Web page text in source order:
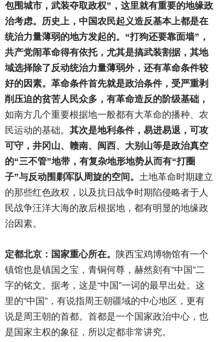
包围城市，武装夺取政权”，这里就有重要的地缘政
治考虑。历史上，中国农民起义造反基本上都是在
统治力量薄弱的地方发起的。“打狗还要靠面墙”，
共产党闹革命得有依托，尤其是搞武装割据，其地
域选择除了反动统治力量薄弱外，还有革命条件较
好的因素。革命条件首先就是政治条件，受严重剥
削压迫的贫苦人民众多，有革命造反的阶级基础，
如南方几个重要根据地一般都有大革命的播种、农
民运动的基础。 其次是地利条件，易进易退，可攻
可守，井冈山、赣南、闽西、大别山等是政治真空
的“三不管”地带，有复杂地形地势从而有“打圈
子”与反动围剿军队周旋的空间。
土地革命时期建立
的那些红色政权，以及抗日战争时期陷侵略者于人
民战争汪洋大海的敌后根据地，都有明显的地缘政
治因素。
定都北京：国家重心所在。
陕西宝鸡博物馆有一个
镇馆也是镇国之宝，青铜何尊，赫然刻有“中国”二
字的铭文。据考，这是“中国”一词的最早出处。这
里的“中国”，有说指周王朝疆域的中心地区，更有
说是周王朝的首都。首都是一个国家政治中心，也
是国家主权的象征，所以定都非常讲究。